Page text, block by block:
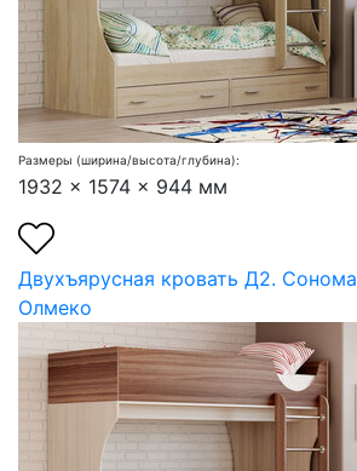
Размеры (ширина/высота/глубина):
1932 x 1574 x 944 мм
Двухъярусная кровать Д2. Сонома
Олмеко